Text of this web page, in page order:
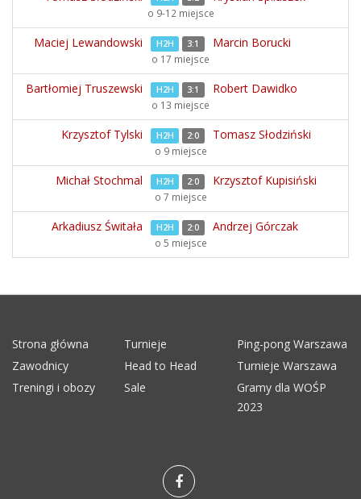
o 9-12 miejsce
Maciej Lewandowski H2H 3:1 Marcin Borucki
o 17 miejsce
Bartłomiej Truszewski H2H 3:1 Robert Dawidko
o 13 miejsce
Krzysztof Tylski H2H 2:0 Tomasz Słodziński
o 9 miejsce
Michał Stochmal H2H 2:0 Krzysztof Kupisiński
o 7 miejsce
Arkadiusz Świtała H2H 2:0 Andrzej Górczak
o 5 miejsce
Strona główna Turnieje
Ping-pong Warszawa
Zawodnicy
Head to Head
Turnieje Warszawa
Treningi i obozy
Sale
Gramy dla WOŚP
2023